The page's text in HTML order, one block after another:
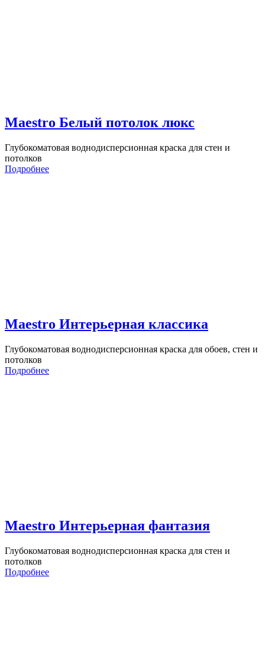
Maestro Белый потолок люкс
Глубокоматовая воднодисперсионная краска для стен и
потолков
Подробнее
Maestro Интерьерная классика
Глубокоматовая воднодисперсионная краска для обоев, стен и
потолков
Подробнее
Maestro Интерьерная фантазия
Глубокоматовая воднодисперсионная краска для стен и
потолков
Подробнее